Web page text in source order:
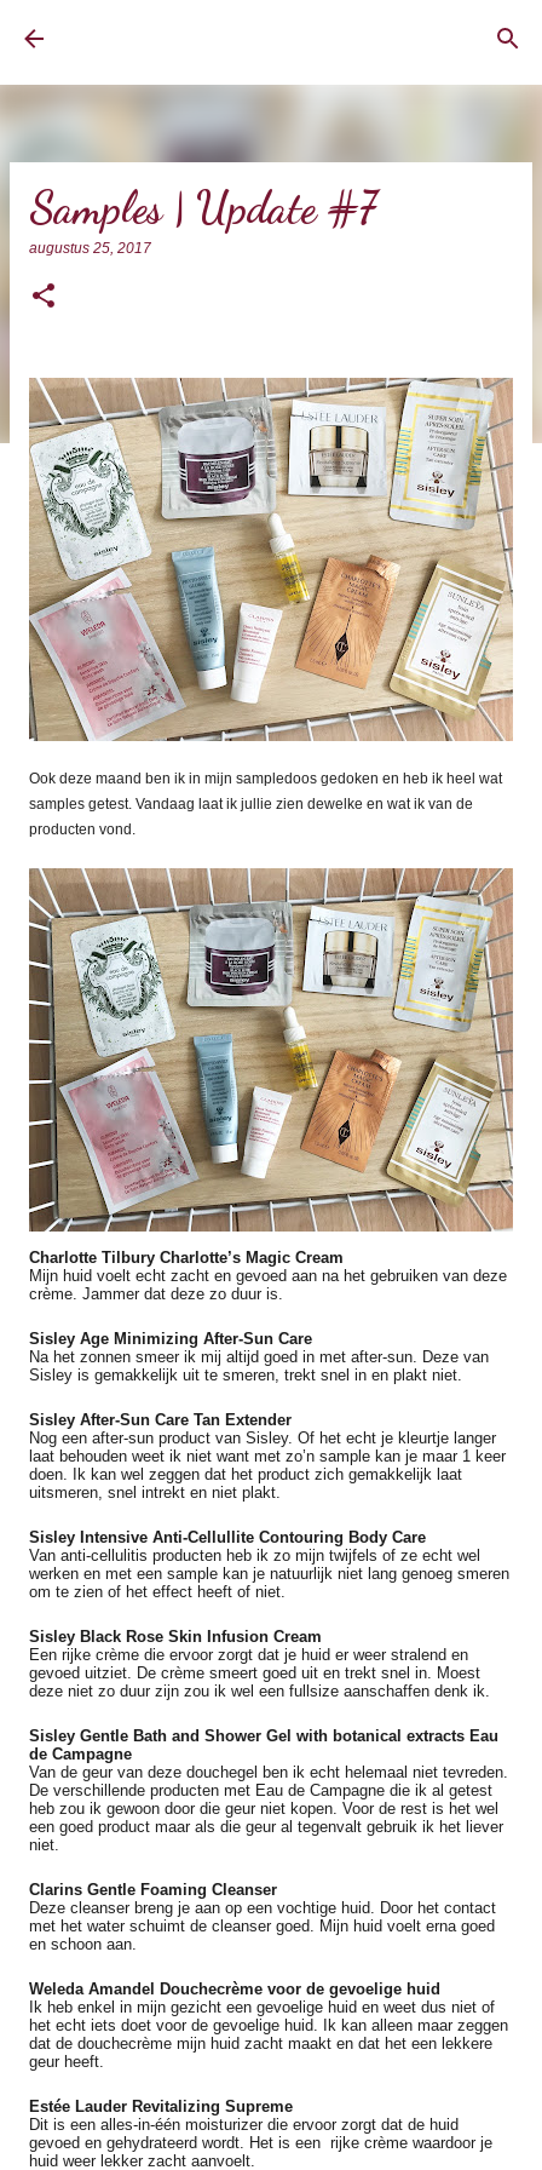
Samples | Update #7
augustus 25, 2017
Ook deze maand ben ik in mijn sampledoos gedoken en heb ik heel wat
samples getest. Vandaag laat ik jullie zien dewelke en wat ik van de
producten vond.
Charlotte Tilbury Charlotte’s Magic Cream
Mijn huid voelt echt zacht en gevoed aan na het gebruiken van deze
crème. Jammer dat deze zo duur is.
Sisley Age Minimizing After-Sun Care
Na het zonnen smeer ik mij altijd goed in met after-sun. Deze van
Sisley is gemakkelijk uit te smeren, trekt snel in en plakt niet.
Sisley After-Sun Care Tan Extender
Nog een after-sun product van Sisley. Of het echt je kleurtje langer
laat behouden weet ik niet want met zo’n sample kan je maar 1 keer
doen. Ik kan wel zeggen dat het product zich gemakkelijk laat
uitsmeren, snel intrekt en niet plakt.
Sisley Intensive Anti-Cellullite Contouring Body Care
Van anti-cellulitis producten heb ik zo mijn twijfels of ze echt wel
werken en met een sample kan je natuurlijk niet lang genoeg smeren
om te zien of het effect heeft of niet.
Sisley Black Rose Skin Infusion Cream
Een rijke crème die ervoor zorgt dat je huid er weer stralend en
gevoed uitziet. De crème smeert goed uit en trekt snel in. Moest
deze niet zo duur zijn zou ik wel een fullsize aanschaffen denk ik.
Sisley Gentle Bath and Shower Gel with botanical extracts Eau
de Campagne
Van de geur van deze douchegel ben ik echt helemaal niet tevreden.
De verschillende producten met Eau de Campagne die ik al getest
heb zou ik gewoon door die geur niet kopen. Voor de rest is het wel
een goed product maar als die geur al tegenvalt gebruik ik het liever
niet.
Clarins Gentle Foaming Cleanser
Deze cleanser breng je aan op een vochtige huid. Door het contact
met het water schuimt de cleanser goed. Mijn huid voelt erna goed
en schoon aan.
Weleda Amandel Douchecrème voor de gevoelige huid
Ik heb enkel in mijn gezicht een gevoelige huid en weet dus niet of
het echt iets doet voor de gevoelige huid. Ik kan alleen maar zeggen
dat de douchecrème mijn huid zacht maakt en dat het een lekkere
geur heeft.
Estée Lauder Revitalizing Supreme
Dit is een alles-in-één moisturizer die ervoor zorgt dat de huid
gevoed en gehydrateerd wordt. Het is een rijke crème waardoor je
huid weer lekker zacht aanvoelt.